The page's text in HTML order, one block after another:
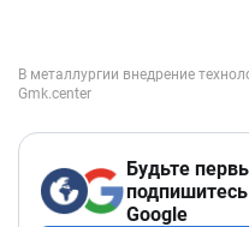
Будьте
Google